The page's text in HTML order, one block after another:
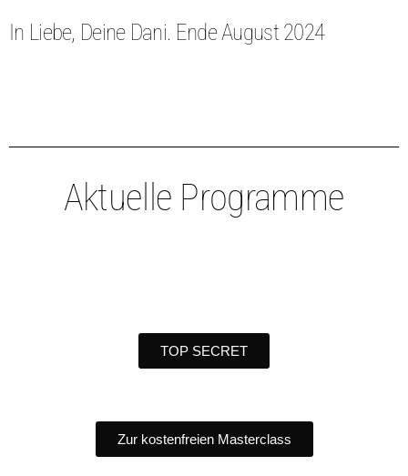
In Liebe, Deine Dani. Ende August 2024
Aktuelle Programme
TOP SECRET
Zur kostenfreien Masterclass